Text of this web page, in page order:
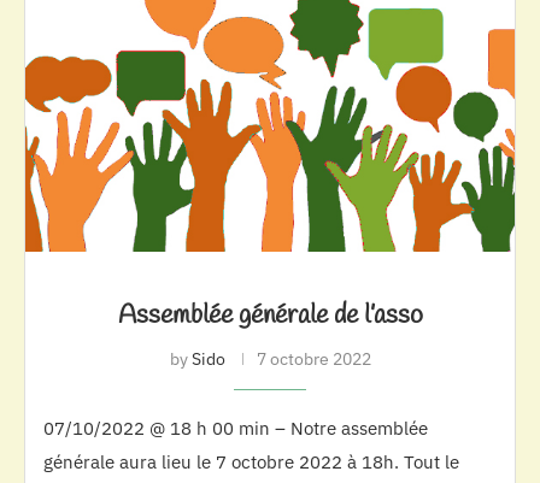
Assemblée générale de l’asso
bySido 7 octobre 2022
07/10/2022 @ 18 h 00 min – Notre assemblée
générale aura lieu le 7 octobre 2022 à 18h. Tout le